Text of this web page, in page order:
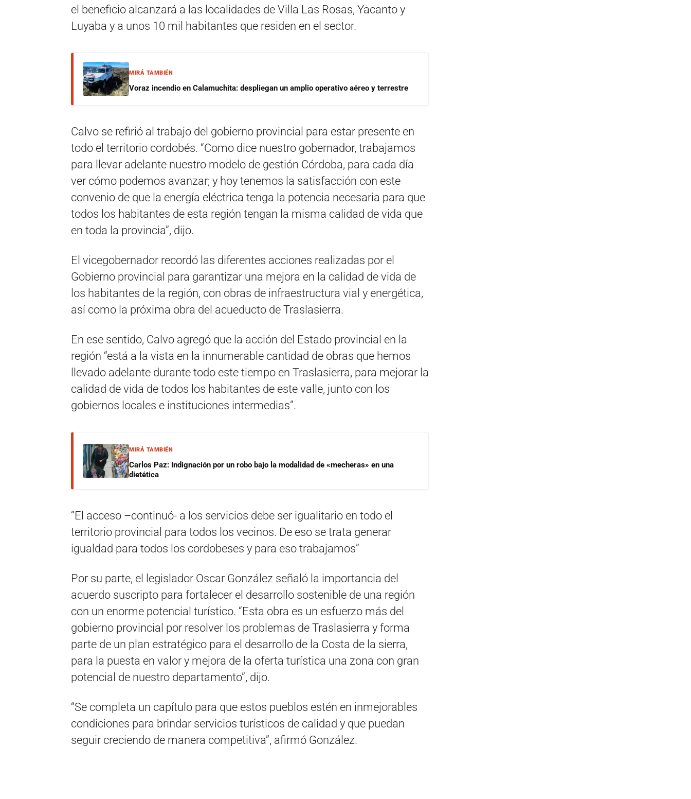
el beneficio alcanzará a las localidades de Villa Las Rosas, Yacanto y
Luyaba y a unos 10 mil habitantes que residen en el sector.
MIRÁ TAMBIÉN
Voraz incendio en Calamuchita: despliegan un amplio operativo aéreo y terrestre
Calvo se refirió al trabajo del gobierno provincial para estar presente en
todo el territorio cordobés. “Como dice nuestro gobernador, trabajamos
para llevar adelante nuestro modelo de gestión Córdoba, para cada día
ver cómo podemos avanzar; y hoy tenemos la satisfacción con este
convenio de que la energía eléctrica tenga la potencia necesaria para que
todos los habitantes de esta región tengan la misma calidad de vida que
en toda la provincia”, dijo.
El vicegobernador recordó las diferentes acciones realizadas por el
Gobierno provincial para garantizar una mejora en la calidad de vida de
los habitantes de la región, con obras de infraestructura vial y energética,
así como la próxima obra del acueducto de Traslasierra.
En ese sentido, Calvo agregó que la acción del Estado provincial en la
región “está a la vista en la innumerable cantidad de obras que hemos
llevado adelante durante todo este tiempo en Traslasierra, para mejorar la
calidad de vida de todos los habitantes de este valle, junto con los
gobiernos locales e instituciones intermedias”.
MIRÁ TAMBIÉN
Carlos Paz: Indignación por un robo bajo la modalidad de «mecheras» en una
dietética
“El acceso –continuó- a los servicios debe ser igualitario en todo el
territorio provincial para todos los vecinos. De eso se trata generar
igualdad para todos los cordobeses y para eso trabajamos”
Por su parte, el legislador Oscar González señaló la importancia del
acuerdo suscripto para fortalecer el desarrollo sostenible de una región
con un enorme potencial turístico. “Esta obra es un esfuerzo más del
gobierno provincial por resolver los problemas de Traslasierra y forma
parte de un plan estratégico para el desarrollo de la Costa de la sierra,
para la puesta en valor y mejora de la oferta turística una zona con gran
potencial de nuestro departamento”, dijo.
“Se completa un capítulo para que estos pueblos estén en inmejorables
condiciones para brindar servicios turísticos de calidad y que puedan
seguir creciendo de manera competitiva”, afirmó González.